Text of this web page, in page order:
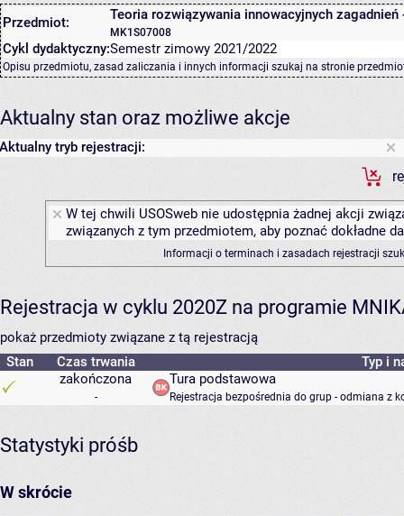
Przedmiot: Teoria rozwiązywania innowacyjnych zagadnień
MK1S07008
Cykl dydaktyczny:Semestr zimowy 2021/2022
Opisu przedmiotu, zasad zaliczania i innych informacji szukaj na stronie
Aktualny stan oraz możliwe akcje
Aktualny tryb rejestracji:
W tej chwili USOSweb nie udostępnia żadnej akcji
związanych z tym przedmiotem, aby poznać dokładne
Informacji o terminach i zasadach rejestracji
Rejestracja w cyklu 2020Z na programie
pokaż przedmioty związane z tą rejestracją
Stan
Czas trwania
Typ i
zakończona
-
Tura podstawowa
Rejestracja bezpośrednia do grup - odmiana z
Statystyki próśb
W skrócie